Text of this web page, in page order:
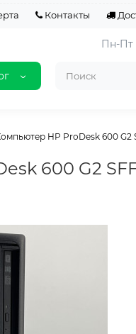
Контакты
Пн-Пт
HP ProDesk 600 G2
600 G2